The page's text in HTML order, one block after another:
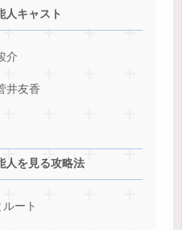
人キャスト
介
井友香
人を見る攻略法
ート